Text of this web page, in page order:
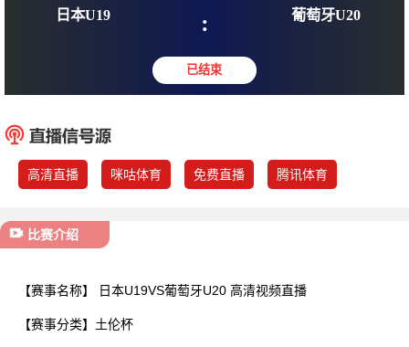
:
高清直播 咪咕体育 免费直播 腾讯体育
比赛介绍
【赛事名称】 日本U19VS葡萄牙U20 高清视频直播
【赛事分类】 土伦杯